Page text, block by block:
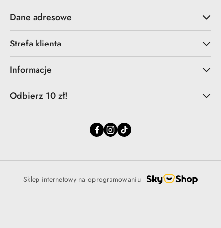
Dane adresowe
Strefa klienta
Informacje
Odbierz 10 zł!
Sklep internetowy na oprogramowaniu